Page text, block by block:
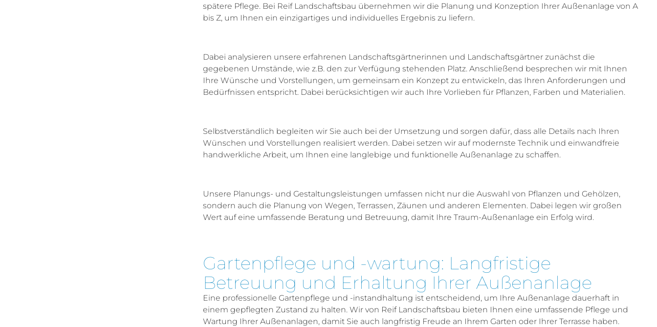
spätere Pflege. Bei Reif Landschaftsbau übernehmen wir die Planung und Konzeption Ihrer Außenanlage von A
bis Z, um Ihnen ein einzigartiges und individuelles Ergebnis zu liefern.
Dabei analysieren unsere erfahrenen Landschaftsgärtnerinnen und Landschaftsgärtner zunächst die
gegebenen Umstände, wie z.B. den zur Verfügung stehenden Platz. Anschließend besprechen wir mit Ihnen
Ihre Wünsche und Vorstellungen, um gemeinsam ein Konzept zu entwickeln, das Ihren Anforderungen und
Bedürfnissen entspricht. Dabei berücksichtigen wir auch Ihre Vorlieben für Pflanzen, Farben und Materialien.
Selbstverständlich begleiten wir Sie auch bei der Umsetzung und sorgen dafür, dass alle Details nach Ihren
Wünschen und Vorstellungen realisiert werden. Dabei setzen wir auf modernste Technik und einwandfreie
handwerkliche Arbeit, um Ihnen eine langlebige und funktionelle Außenanlage zu schaffen.
Unsere Planungs- und Gestaltungsleistungen umfassen nicht nur die Auswahl von Pflanzen und Gehölzen,
sondern auch die Planung von Wegen, Terrassen, Zäunen und anderen Elementen. Dabei legen wir großen
Wert auf eine umfassende Beratung und Betreuung, damit Ihre Traum-Außenanlage ein Erfolg wird.
Gartenpflege und -wartung: Langfristige
Betreuung und Erhaltung Ihrer Außenanlage
Eine professionelle Gartenpflege und -instandhaltung ist entscheidend, um Ihre Außenanlage dauerhaft in
einem gepflegten Zustand zu halten. Wir von Reif Landschaftsbau bieten Ihnen eine umfassende Pflege und
Wartung Ihrer Außenanlagen, damit Sie auch langfristig Freude an Ihrem Garten oder Ihrer Terrasse haben.